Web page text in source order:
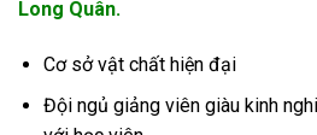
Long Quân.
Cơ sở vật chất hiện đại
Đội ngủ giảng viên giàu kinh